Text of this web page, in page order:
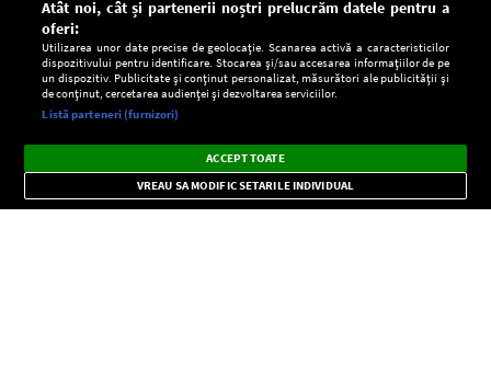
CONFIDENŢIALITATE
Setări:
Dark
Mode
Radio live, podcasturi, știri și alerte
importante.
×
Atât noi, cât și partenerii noștri prelucrăm datele pentru a
oferi:
Utilizarea unor date precise de geolocație. Scanarea activă a caracteristicilor
dispozitivului pentru identificare. Stocarea și/sau accesarea informațiilor de pe
un dispozitiv. Publicitate și conținut personalizat, măsurători ale publicității și
de conținut, cercetarea audienței și dezvoltarea serviciilor.
Listă parteneri (furnizori)
ACCEPT TOATE
VREAU SA MODIFIC SETARILE INDIVIDUAL